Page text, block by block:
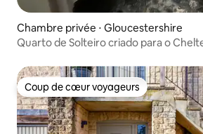
Chambre privée ⋅ Gloucestershire
Quarto de Solteiro criado para o
Coup de cœur voyageurs
Coup de cœur voyageurs